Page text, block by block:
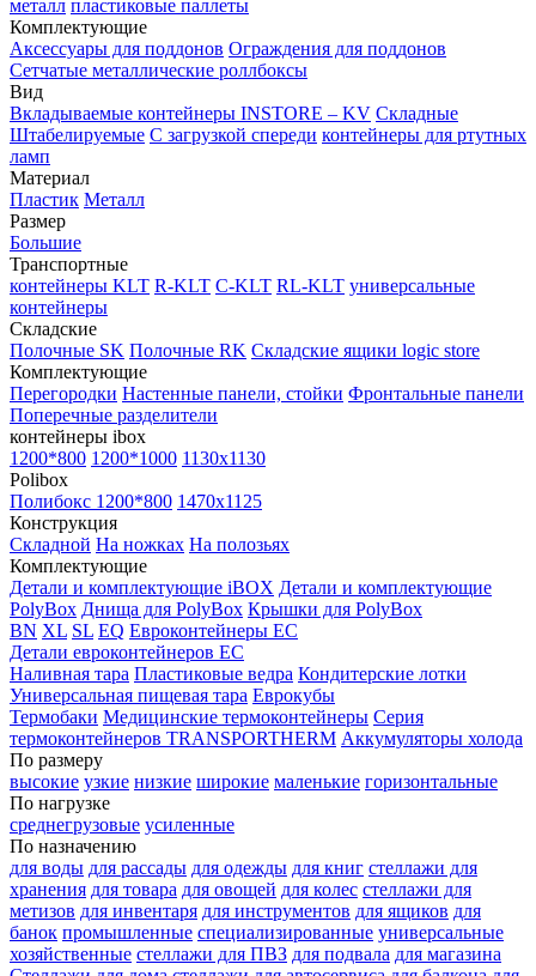
металл пластиковые паллеты
Комплектующие
Аксессуары для поддонов Ограждения для поддонов
Сетчатые металлические роллбоксы
Вид
Вкладываемые контейнеры INSTORE – KV Складные
Штабелируемые С загрузкой спереди контейнеры для ртутных
ламп
Материал
Пластик Металл
Размер
Большие
Транспортные
контейнеры KLT R-KLT C-KLT RL-KLT универсальные
контейнеры
Складские
Полочные SK Полочные RK Складские ящики logic store
Комплектующие
Перегородки Настенные панели, стойки Фронтальные панели
Поперечные разделители
контейнеры ibox
1200*800 1200*1000 1130x1130
Polibox
Полибокс 1200*800 1470х1125
Конструкция
Складной На ножках На полозьях
Комплектующие
Детали и комплектующие iBOX Детали и комплектующие
PolyBox Днища для PolyBox Крышки для PolyBox
BN XL SL EQ Евроконтейнеры EC
Детали евроконтейнеров EC
Наливная тара Пластиковые ведра Кондитерские лотки
Универсальная пищевая тара Еврокубы
Термобаки Медицинские термоконтейнеры Серия
термоконтейнеров TRANSPORTHERM Аккумуляторы холода
По размеру
высокие узкие низкие широкие маленькие горизонтальные
По нагрузке
среднегрузовые усиленные
По назначению
для воды для рассады для одежды для книг стеллажи для
хранения для товара для овощей для колес стеллажи для
метизов для инвентаря для инструментов для ящиков для
банок промышленные специализированные универсальные
хозяйственные стеллажи для ПВЗ для подвала для магазина